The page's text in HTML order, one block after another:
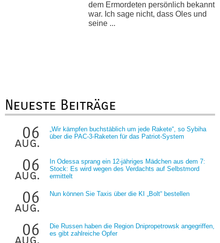
dem Ermordeten persönlich bekannt
war. Ich sage nicht, dass Oles und
seine ...
Neueste Beiträge
06
aug.
„Wir kämpfen buchstäblich um jede Rakete“, so Sybiha
über die PAC-3-Raketen für das Patriot-System
06
aug.
In Odessa sprang ein 12-jähriges Mädchen aus dem 7:
Stock: Es wird wegen des Verdachts auf Selbstmord
ermittelt
06
aug.
Nun können Sie Taxis über die KI „Bolt“ bestellen
06
aug.
Die Russen haben die Region Dnipropetrowsk angegriffen,
es gibt zahlreiche Opfer